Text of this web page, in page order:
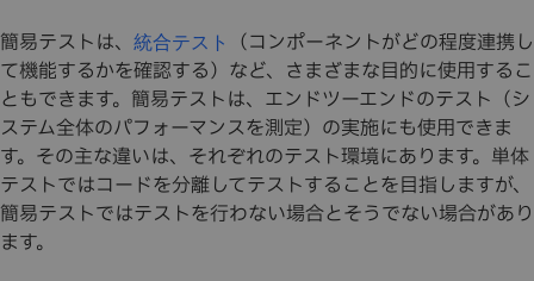
簡易テストは、 統合テスト
（コンポーネントがどの程度連携し
て機能するかを確認する）など、さまざまな目的に使用するこ
ともできます。簡易テストは、エンドツーエンドのテスト（シ
ステム全体のパフォーマンスを測定）の実施にも使用できま
す。その主な違いは、それぞれのテスト環境にあります。単体
テストではコードを分離してテストすることを目指しますが、
簡易テストではテストを行わない場合とそうでない場合があり
ます。